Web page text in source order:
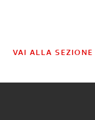
VAI ALLA SEZIONE